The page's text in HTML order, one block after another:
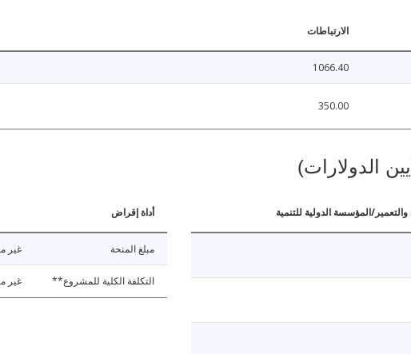
الارتباطات
1066.40
350.00
الدولارات)
والتعمير/المؤسسة الدولية للتنمية أداة إقراض
مبلغ المنحة غير
التكلفة الكلية للمشروع** غير